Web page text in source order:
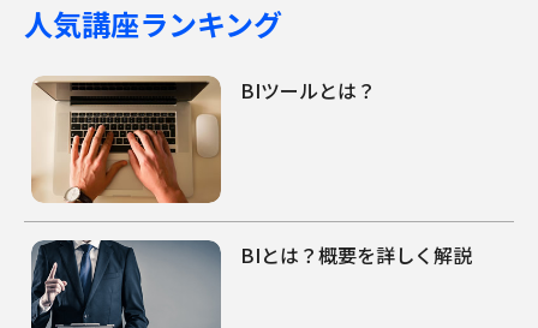
人気講座ランキング
BIツールとは？
BIとは？概要を詳しく解説